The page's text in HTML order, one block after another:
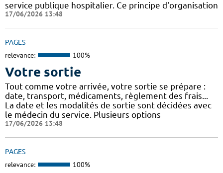
service publique hospitalier. Ce principe d'organisation
17/06/2026 13:48
PAGES
relevance: 100%
Votre sortie
Tout comme votre arrivée, votre sortie se prépare :
date, transport, médicaments, règlement des frais...
La date et les modalités de sortie sont décidées avec
le médecin du service. Plusieurs options
17/06/2026 13:48
PAGES
relevance: 100%